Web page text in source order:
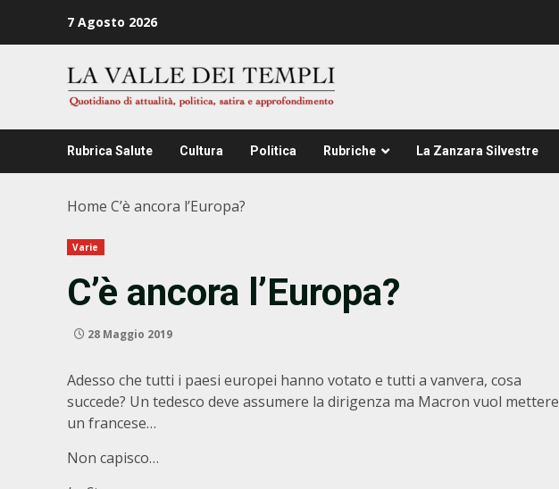
7 Agosto 2026
Rubrica Salute Cultura Politica Rubriche La Zanzara Silvestre
Home C’è ancora l’Europa?
Varie
C’è ancora l’Europa?
28 Maggio 2019
Adesso che tutti i paesi europei hanno votato e tutti a vanvera, cosa
succede? Un tedesco deve assumere la dirigenza ma Macron vuol mettere
un francese…
Non capisco…